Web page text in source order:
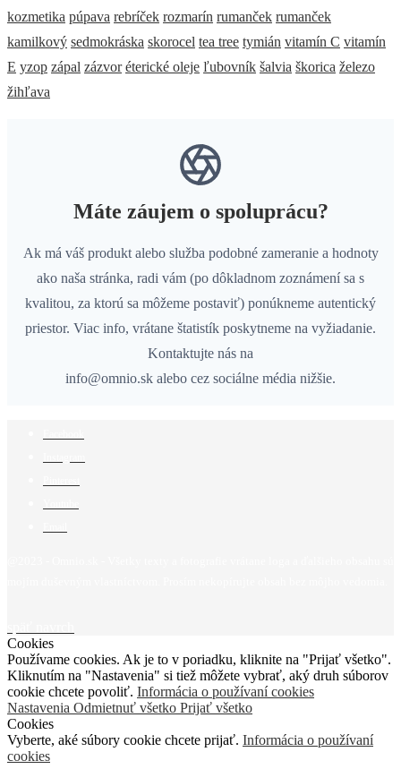
kozmetika púpava rebríček rozmarín rumanček rumanček
kamilkový sedmokráska skorocel tea tree tymián vitamín C vitamín
E yzop zápal zázvor éterické oleje ľubovník šalvia škorica železo
žihľava
Máte záujem o spoluprácu?
Ak má váš produkt alebo služba podobné zameranie a hodnoty
ako naša stránka, radi vám (po dôkladnom zoznámení sa s
kvalitou, za ktorú sa môžeme postaviť) ponúkneme autentický
priestor. Viac info, vrátane štatistík poskytneme na vyžiadanie.
Kontaktujte nás na
info@omnio.sk alebo cez sociálne média nižšie.
Cookies
Používame cookies. Ak je to v poriadku, kliknite na "Prijať všetko".
Kliknutím na "Nastavenia" si tiež môžete vybrať, aký druh súborov
cookie chcete povoliť. Informácia o používaní cookies
Nastavenia Odmietnuť všetko Prijať všetko
Cookies
Vyberte, aké súbory cookie chcete prijať. Informácia o používaní
cookies